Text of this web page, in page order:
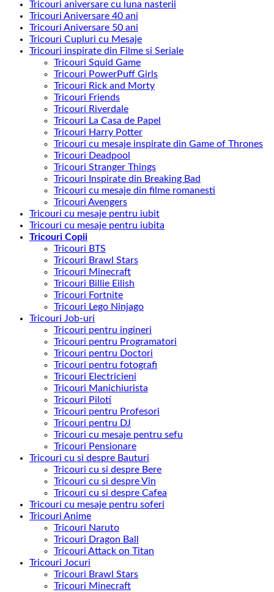
Tricouri aniversare cu luna nasterii
Tricouri Aniversare 40 ani
Tricouri Aniversare 50 ani
Tricouri Cupluri cu Mesaje
Tricouri inspirate din Filme si Seriale
Tricouri Squid Game
Tricouri PowerPuff Girls
Tricouri Rick and Morty
Tricouri Friends
Tricouri Riverdale
Tricouri La Casa de Papel
Tricouri Harry Potter
Tricouri cu mesaje inspirate din Game of Thrones
Tricouri Deadpool
Tricouri Stranger Things
Tricouri Inspirate din Breaking Bad
Tricouri cu mesaje din filme romanesti
Tricouri Avengers
Tricouri cu mesaje pentru iubit
Tricouri cu mesaje pentru iubita
Tricouri Copii
Tricouri BTS
Tricouri Brawl Stars
Tricouri Minecraft
Tricouri Billie Eilish
Tricouri Fortnite
Tricouri Lego Ninjago
Tricouri Job-uri
Tricouri pentru ingineri
Tricouri pentru Programatori
Tricouri pentru Doctori
Tricouri pentru fotografi
Tricouri Electricieni
Tricouri Manichiurista
Tricouri Piloti
Tricouri pentru Profesori
Tricouri pentru DJ
Tricouri cu mesaje pentru sefu
Tricouri Pensionare
Tricouri cu si despre Bauturi
Tricouri cu si despre Bere
Tricouri cu si despre Vin
Tricouri cu si despre Cafea
Tricouri cu mesaje pentru soferi
Tricouri Anime
Tricouri Naruto
Tricouri Dragon Ball
Tricouri Attack on Titan
Tricouri Jocuri
Tricouri Brawl Stars
Tricouri Minecraft